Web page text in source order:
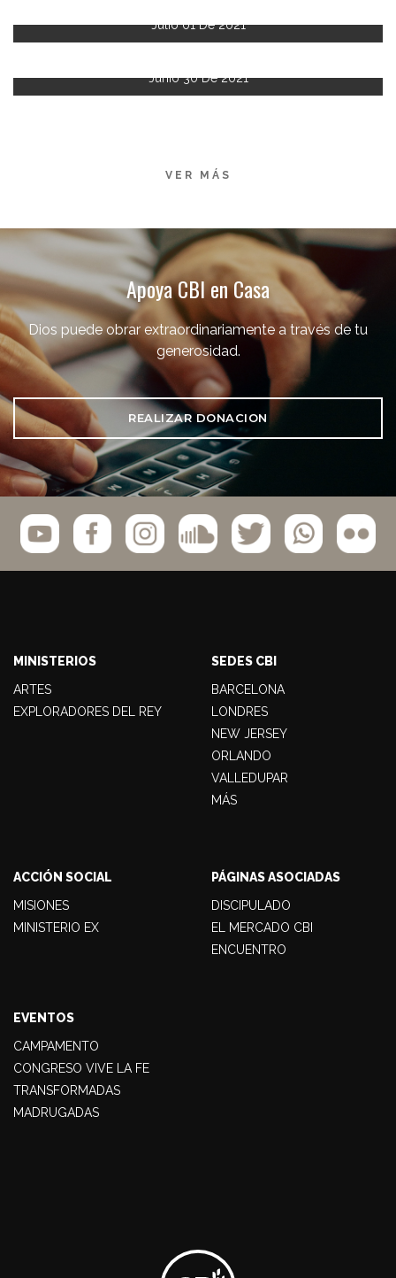
Julio 01 De 2021
Junio 30 De 2021
VER MÁS
Apoya CBI en Casa
Dios puede obrar extraordinariamente a través de tu
generosidad.
REALIZAR DONACION
MINISTERIOS
ARTES
EXPLORADORES DEL REY
SEDES CBI
BARCELONA
LONDRES
NEW JERSEY
ORLANDO
VALLEDUPAR
MÁS
ACCIÓN SOCIAL
MISIONES
MINISTERIO EX
EVENTOS
CAMPAMENTO
CONGRESO VIVE LA FE
TRANSFORMADAS
MADRUGADAS
PÁGINAS ASOCIADAS
DISCIPULADO
EL MERCADO CBI
ENCUENTRO